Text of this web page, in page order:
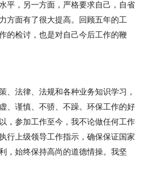
平，另一方面，严格要求自己，自省
方面有了很大提高。回顾五年的工
的检讨，也是对自己今后工作的鞭
法律、法规和各种业务知识学习，
、谨慎、不骄、不躁。环保工作的好
，参加工作至今，我不论做任何工作
行上级领导工作指示，确保保证国家
，始终保持高尚的道德情操。我坚